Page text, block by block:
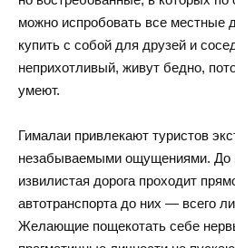
можно испробовать все местные
купить с собой для друзей и
неприхотливый, живут бедно,
умеют.
Гималаи привлекают туристов
незабываемыми ощущениями. До
извилистая дорога проходит
автотранспорта до них — всего
Желающие пощекотать себе